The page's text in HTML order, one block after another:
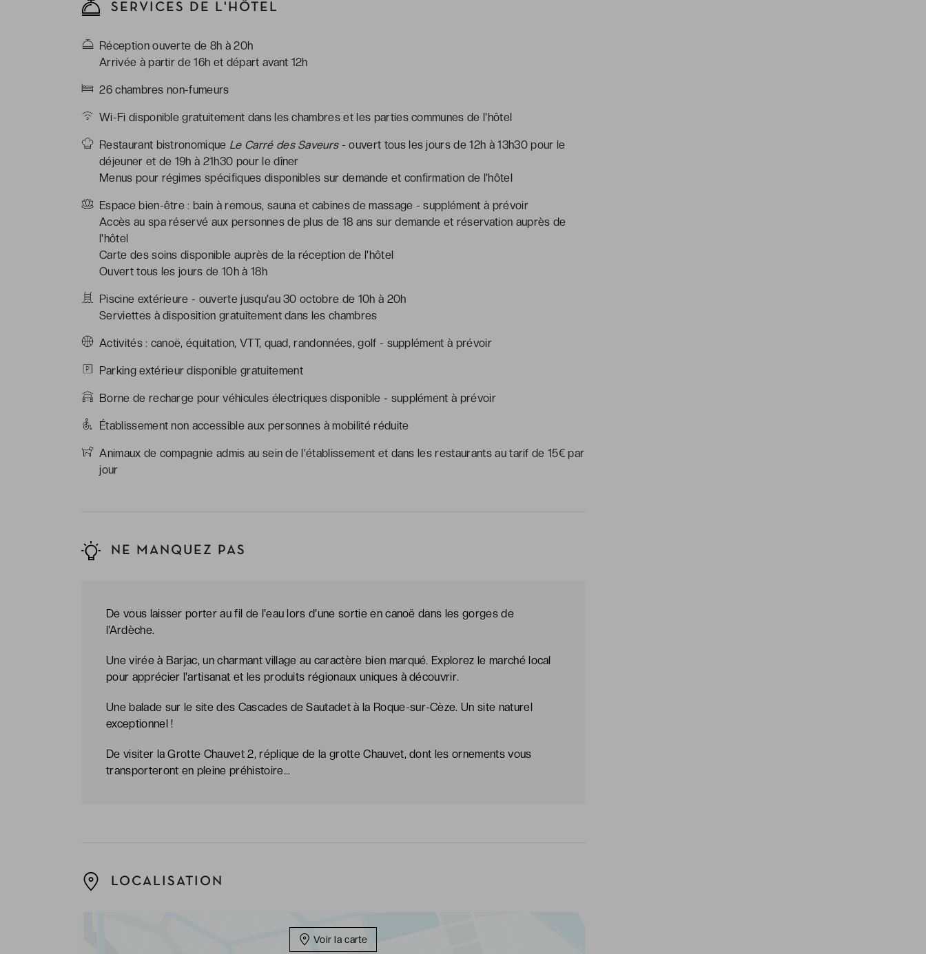
SERVICES DE L'HÔTEL
Réception ouverte de 8h à 20h
Arrivée à partir de 16h et départ avant 12h
26 chambres non-fumeurs
Wi-Fi disponible gratuitement dans les chambres et les parties communes de l'hôtel
Restaurant bistronomique Le Carré des Saveurs- ouvert tous les jours de 12h à 13h30 pour le
déjeuner et de 19h à 21h30 pour le dîner
Menus pour régimes spécifiques disponibles sur demande et confirmation de l'hôtel
Espace bien-être : bain à remous, sauna et cabines de massage - supplément à prévoir
Accès au spa réservé aux personnes de plus de 18 ans sur demande et réservation auprès de
l'hôtel
Carte des soins disponible auprès de la réception de l'hôtel
Ouvert tous les jours de 10h à 18h
Piscine extérieure - ouverte jusqu'au 30 octobre de 10h à 20h
Serviettes à disposition gratuitement dans les chambres
Activités : canoë, équitation, VTT, quad, randonnées, golf - supplément à prévoir
Parking extérieur disponible gratuitement
Borne de recharge pour véhicules électriques disponible - supplément à prévoir
Établissement non accessible aux personnes à mobilité réduite
Animaux de compagnie admis au sein de l'établissement et dans les restaurants au tarif de 15€ par
jour
NE MANQUEZ PAS
De vous laisser porter au fil de l'eau lors d'une sortie en canoë dans les gorges de
l'Ardèche.
Une virée à Barjac, un charmant village au caractère bien marqué. Explorez le marché local
pour apprécier l'artisanat et les produits régionaux uniques à découvrir.
Une balade sur le site des Cascades de Sautadet à la Roque-sur-Cèze. Un site naturel
exceptionnel !
De visiter la Grotte Chauvet 2, réplique de la grotte Chauvet, dont les ornements vous
transporteront en pleine préhistoire...
LOCALISATION
Voir la carte